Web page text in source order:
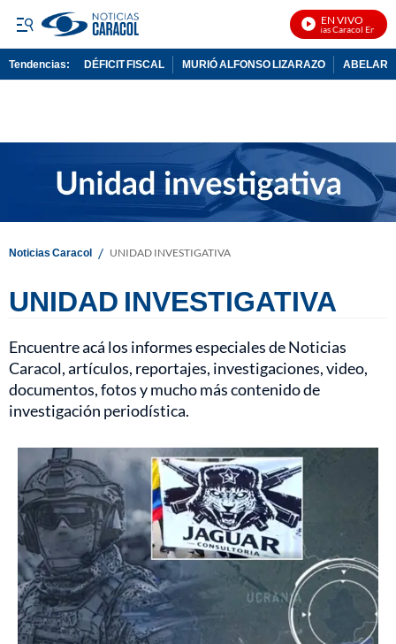
EN VIVO
Noticias Caracol En Vivo
Tendencias: DÉFICIT FISCAL MURIÓ ALFONSO LIZARAZO
Noticias Caracol / UNIDAD INVESTIGATIVA
UNIDAD INVESTIGATIVA
Encuentre acá los informes especiales de Noticias
Caracol, artículos, reportajes, investigaciones, video,
documentos, fotos y mucho más contenido de
investigación periodística.